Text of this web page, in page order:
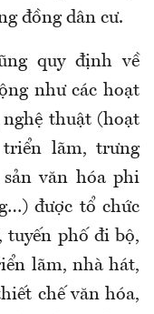
đồng dân cư.
quy định về
như các hoạt
thuật (hoạt
lãm, trưng
văn hóa phi
được tổ chức
tuyến phố đi bộ,
lãm, nhà hát,
chế văn hóa,